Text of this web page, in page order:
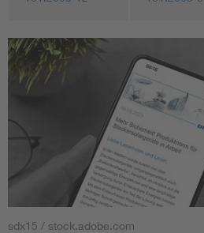
sdx15 / stock.adobe.com